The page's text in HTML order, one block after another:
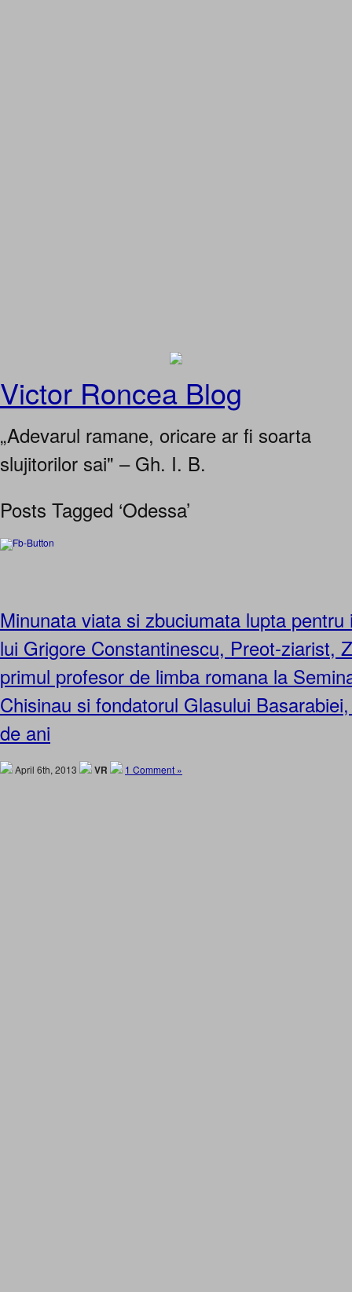
Victor Roncea Blog
„Adevarul ramane, oricare ar fi soarta
slujitorilor sai" – Gh. I. B.
Posts Tagged ‘Odessa’
Minunata viata si zbuciumata lupta pentru
lui Grigore Constantinescu, Preot-ziarist,
primul profesor de limba romana la
Chisinau si fondatorul Glasului
de ani
April 6th, 2013 VR 1 Comment »